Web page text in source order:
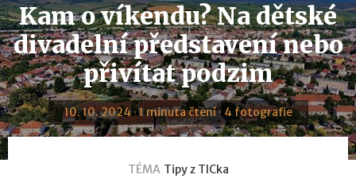
Kam o víkendu? Na dětské
divadelní představení nebo
přivítat podzim
10. 10. 2024 · 1 minuta čtení · 4 fotografie
TÉMA Tipy z TICka